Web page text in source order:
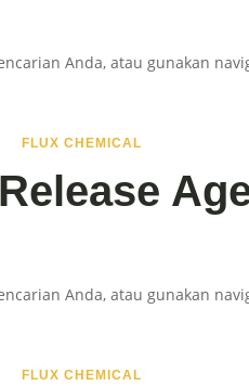
Anda, atau gunakan
FLUX CHEMICAL
Anda, atau gunakan
FLUX CHEMICAL